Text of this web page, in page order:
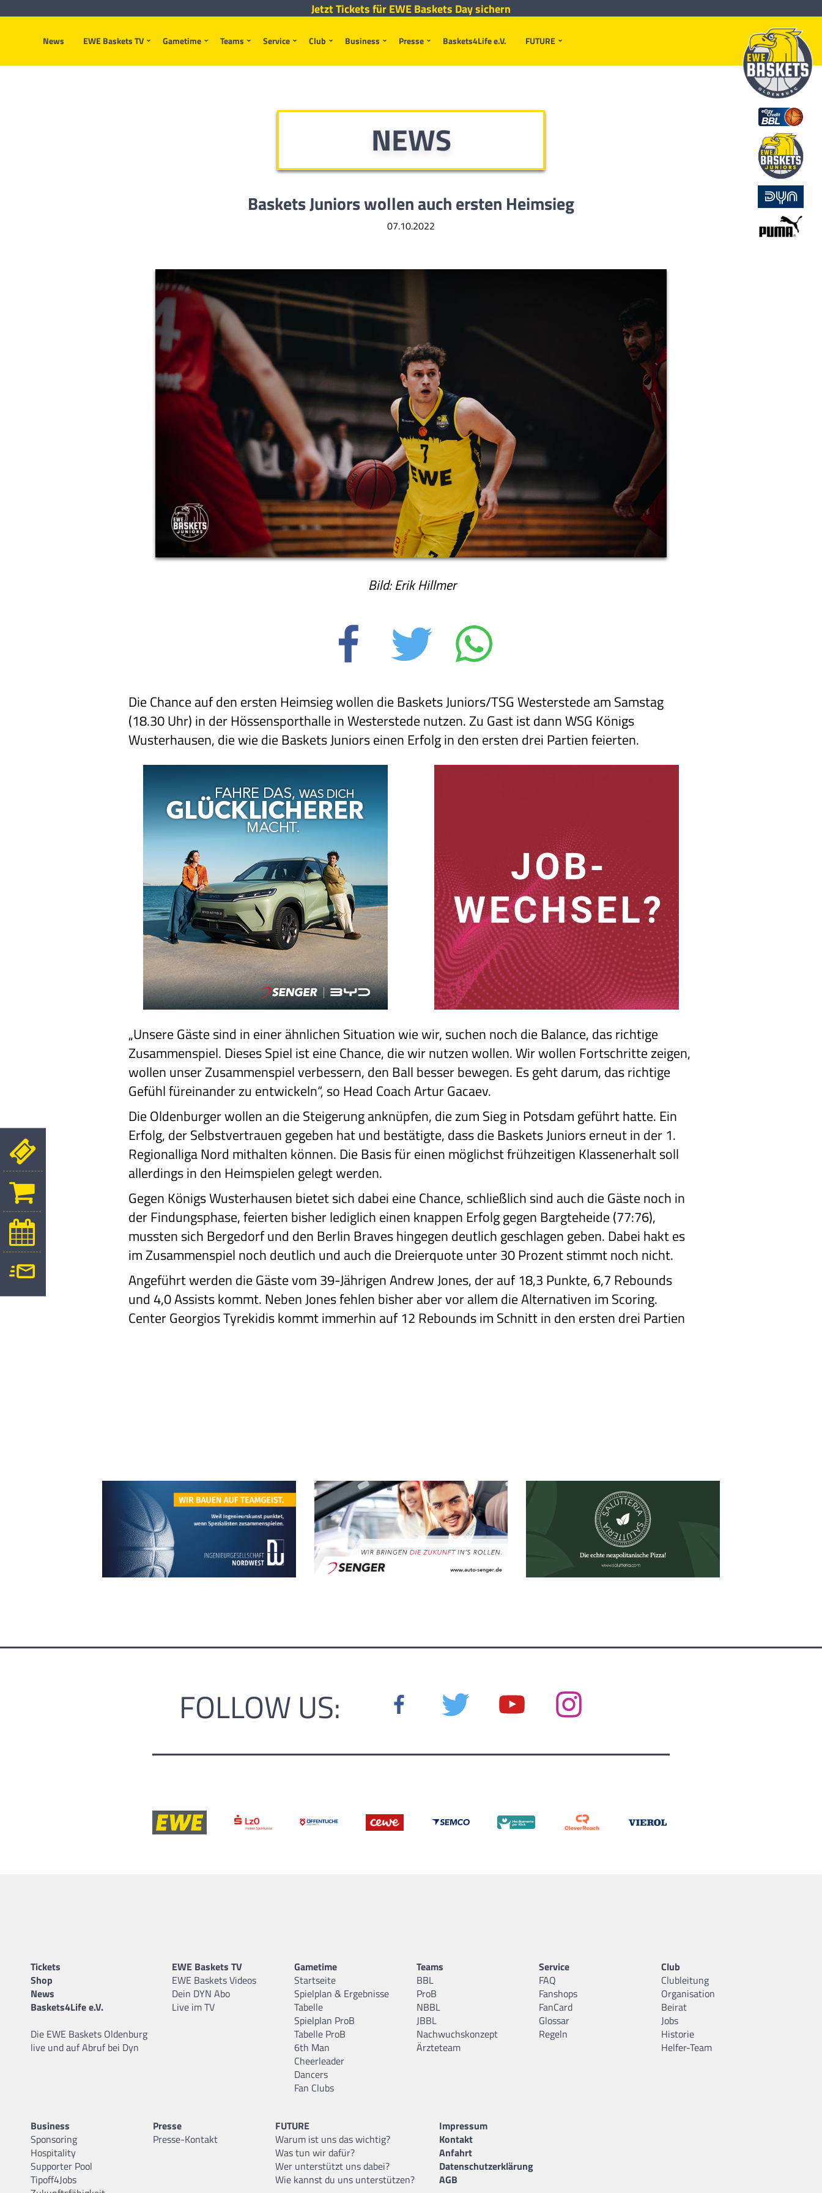
News EWE Baskets TV Gametime Teams Service Club Business Presse Baskets4Life e.V. FUTURE
Jetzt Tickets für EWE Baskets Day sichern
NEWS
Baskets Juniors wollen auch ersten Heimsieg
07.10.2022
Bild: Erik Hillmer
Die Chance auf den ersten Heimsieg wollen die Baskets Juniors/TSG Westerstede am Samstag
(18.30 Uhr) in der Hössensporthalle in Westerstede nutzen. Zu Gast ist dann WSG Königs
Wusterhausen, die wie die Baskets Juniors einen Erfolg in den ersten drei Partien feierten.
„Unsere Gäste sind in einer ähnlichen Situation wie wir, suchen noch die Balance, das richtige
Zusammenspiel. Dieses Spiel ist eine Chance, die wir nutzen wollen. Wir wollen Fortschritte zeigen,
wollen unser Zusammenspiel verbessern, den Ball besser bewegen. Es geht darum, das richtige
Gefühl füreinander zu entwickeln“, so Head Coach Artur Gacaev.
Die Oldenburger wollen an die Steigerung anknüpfen, die zum Sieg in Potsdam geführt hatte. Ein
Erfolg, der Selbstvertrauen gegeben hat und bestätigte, dass die Baskets Juniors erneut in der 1.
Regionalliga Nord mithalten können. Die Basis für einen möglichst frühzeitigen Klassenerhalt soll
allerdings in den Heimspielen gelegt werden.
Gegen Königs Wusterhausen bietet sich dabei eine Chance, schließlich sind auch die Gäste noch in
der Findungsphase, feierten bisher lediglich einen knappen Erfolg gegen Bargteheide (77:76),
mussten sich Bergedorf und den Berlin Braves hingegen deutlich geschlagen geben. Dabei hakt es
im Zusammenspiel noch deutlich und auch die Dreierquote unter 30 Prozent stimmt noch nicht.
Angeführt werden die Gäste vom 39-Jährigen Andrew Jones, der auf 18,3 Punkte, 6,7 Rebounds
und 4,0 Assists kommt. Neben Jones fehlen bisher aber vor allem die Alternativen im Scoring.
Center Georgios Tyrekidis kommt immerhin auf 12 Rebounds im Schnitt in den ersten drei Partien
FOLLOW US:
Tickets
Shop
News
Baskets4Life e.V.
Die EWE Baskets Oldenburg
live und auf Abruf bei Dyn
EWE Baskets TV
EWE Baskets Videos
Dein DYN Abo
Live im TV
Gametime
Startseite
Spielplan & Ergebnisse
Tabelle
Spielplan ProB
Tabelle ProB
6th Man
Cheerleader
Dancers
Fan Clubs
Teams
BBL
ProB
NBBL
JBBL
Nachwuchskonzept
Ärzteteam
Service
FAQ
Fanshops
FanCard
Glossar
Regeln
Club
Clubleitung
Organisation
Beirat
Jobs
Historie
Helfer-Team
Business
Sponsoring
Hospitality
Supporter Pool
Tipoff4Jobs
Presse
Presse-Kontakt
FUTURE
Warum ist uns das wichtig?
Was tun wir dafür?
Wer unterstützt uns dabei?
Wie kannst du uns unterstützen?
Impressum
Kontakt
Anfahrt
Datenschutzerklärung
AGB